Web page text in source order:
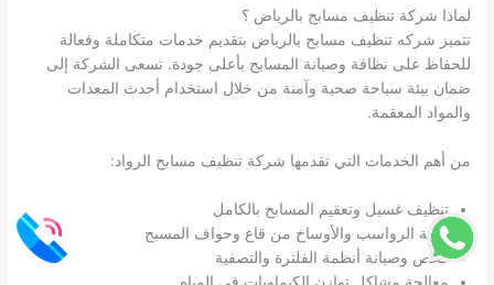
لماذا شركة تنظيف مسابح بالرياض ؟
تتميز شركه تنظيف مسابح بالرياض بتقديم خدمات متكاملة وفعالة
للحفاظ على نظافة وصيانة المسابح بأعلى جودة. تسعى الشركة إلى
ضمان بيئة سباحة صحية وآمنة من خلال استخدام أحدث المعدات
والمواد المعقمة.
من أهم الخدمات التي تقدمها شركة تنظيف مسابح الرواد:
تنظيف غسيل وتعقيم المسابح بالكامل
إزالة الرواسب والأوساخ من قاع وحواف المسبح
فحص وصيانة أنظمة الفلترة والتصفية